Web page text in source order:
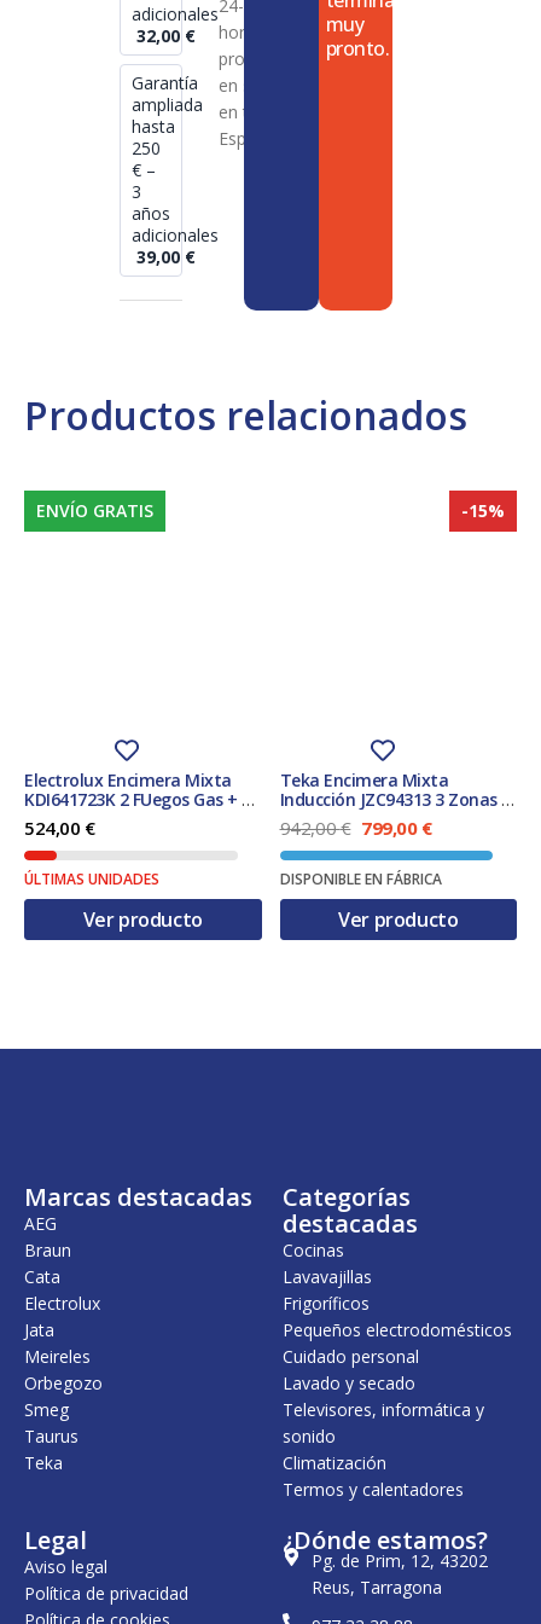
Productos relacionados
ENVÍO GRATIS
Electrolux Encimera Mixta
KDI641723K 2 FUegos Gas + 2
Zonas Inuddción
524,00 €
ÚLTIMAS UNIDADES
Ver producto
-15%
Teka Encimera Mixta
Inducción JZC94313 3 Zonas 1
Fuegos Gas Natural 90cm
Biselada
942,00€ E
l
p
r
c
g
a
:
9
2
,
0
€
.
799,00 €E
l
p
r
e
c
u
.
DISPONIBLE EN FÁBRICA
Ver producto
adicionales
32,00 €
Garantía
ampliada
hasta
250
€ –
3
años
adicionales
39,00 €
24-72
horas en
productos
en stock
en toda
España
muy
pronto.
Marcas destacadas
AEG
Braun
Cata
Electrolux
Jata
Meireles
Orbegozo
Smeg
Taurus
Teka
Categorías
destacadas
Cocinas
Lavavajillas
Frigoríficos
Pequeños electrodomésticos
Cuidado personal
Lavado y secado
Televisores, informática y
sonido
Climatización
Termos y calentadores
Legal
Aviso legal
Política de privacidad
¿Dónde estamos?
Pg. de Prim, 12, 43202
Reus, Tarragona